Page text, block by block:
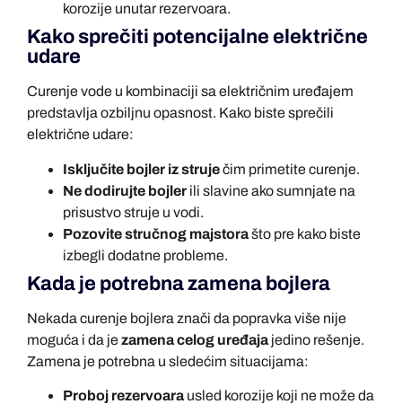
korozije unutar rezervoara.
Kako sprečiti potencijalne električne
udare
Curenje vode u kombinaciji sa električnim uređajem
predstavlja ozbiljnu opasnost. Kako biste sprečili
električne udare:
Isključite bojler iz struječim primetite curenje.
Ne dodirujte bojler ili slavine ako sumnjate na
prisustvo struje u vodi.
Pozovite stručnog majstorašto pre kako biste
izbegli dodatne probleme.
Kada je potrebna zamena bojlera
Nekada curenje bojlera znači da popravka više nije
moguća i da jezamena celog uređajajedino rešenje.
Zamena je potrebna u sledećim situacijama:
Proboj rezervoarausled korozije koji ne može da